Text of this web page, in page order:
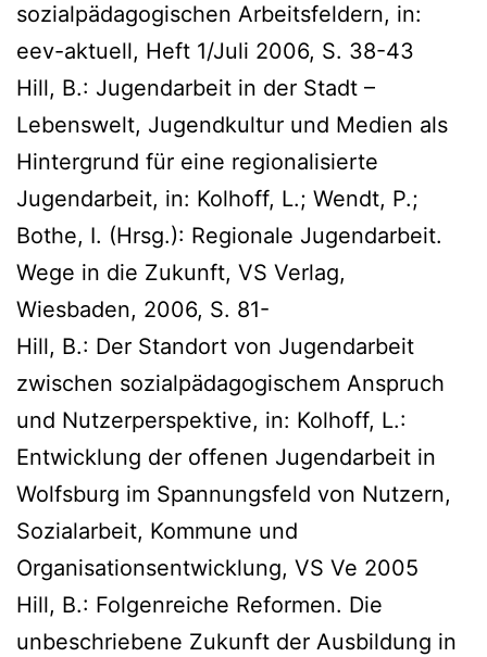
sozialpädagogischen Arbeitsfeldern, in:
eev-aktuell, Heft 1/Juli 2006, S. 38-43
Hill, B.: Jugendarbeit in der Stadt –
Lebenswelt, Jugendkultur und Medien als
Hintergrund für eine regionalisierte
Jugendarbeit, in: Kolhoff, L.; Wendt, P.;
Bothe, I. (Hrsg.): Regionale Jugendarbeit.
Wege in die Zukunft, VS Verlag,
Wiesbaden, 2006, S. 81-
Hill, B.: Der Standort von Jugendarbeit
zwischen sozialpädagogischem Anspruch
und Nutzerperspektive, in: Kolhoff, L.:
Entwicklung der offenen Jugendarbeit in
Wolfsburg im Spannungsfeld von Nutzern,
Sozialarbeit, Kommune und
Organisationsentwicklung, VS Ve 2005
Hill, B.: Folgenreiche Reformen. Die
unbeschriebene Zukunft der Ausbildung in